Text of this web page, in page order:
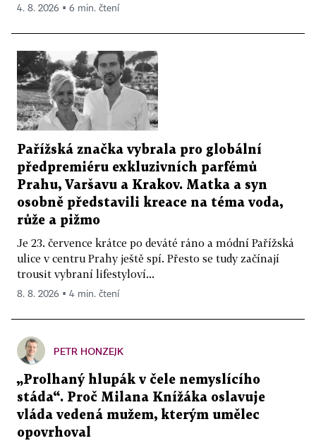
4. 8. 2026 ▪ 6 min. čtení
Pařížská značka vybrala pro globální
předpremiéru exkluzivních parfémů
Prahu, Varšavu a Krakov. Matka a syn
osobně představili kreace na téma voda,
růže a pižmo
Je 23. července krátce po deváté ráno a módní Pařížská
ulice v centru Prahy ještě spí. Přesto se tudy začínají
trousit vybraní lifestyloví...
8. 8. 2026 ▪ 4 min. čtení
PETR HONZEJK
„Prolhaný hlupák v čele nemyslícího
stáda“. Proč Milana Knížáka oslavuje
vláda vedená mužem, kterým umělec
opovrhoval